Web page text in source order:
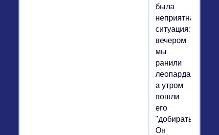
была
неприятная
ситуация:
вечером
мы
ранили
леопарда,
а утром
пошли
его
"добирать".
Он